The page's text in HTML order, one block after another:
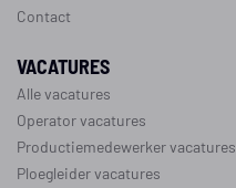
Contact
VACATURES
Alle vacatures
Operator vacatures
Productiemedewerker vacatures
Ploegleider vacatures